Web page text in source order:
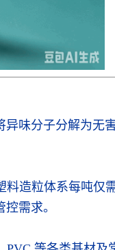
味分子分解为无
造粒体系每吨仅
需求。